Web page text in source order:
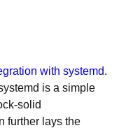
with systemd.
is a simple
solid
further lays the